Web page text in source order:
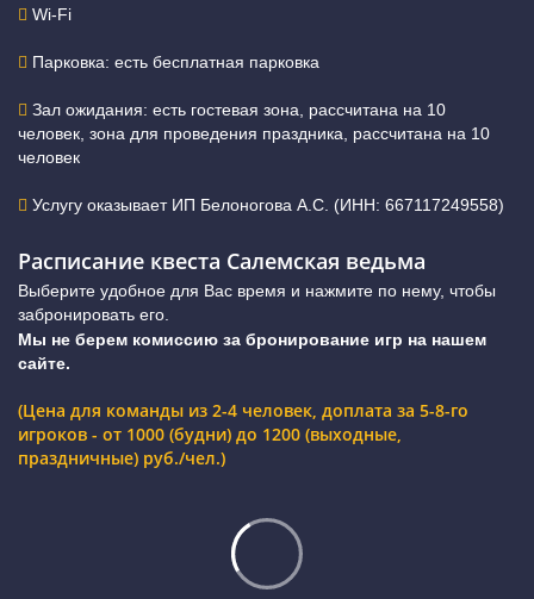
Wi-Fi
Парковка: есть бесплатная парковка
Зал ожидания: есть гостевая зона, рассчитана на 10
человек, зона для проведения праздника, рассчитана на 10
человек
Услугу оказывает ИП Белоногова А.С. (ИНН: 667117249558)
Расписание квеста Салемская ведьма
Выберите удобное для Вас время и нажмите по нему, чтобы
забронировать его.
Мы не берем комиссию за бронирование игр на нашем
сайте.
(Цена для команды из 2-4 человек, доплата за 5-8-го
игроков - от 1000 (будни) до 1200 (выходные,
праздничные) руб./чел.)